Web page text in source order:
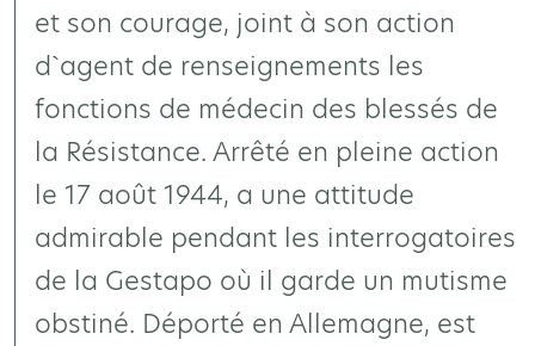
et son courage, joint à son action
d`agent de renseignements les
fonctions de médecin des blessés de
la Résistance. Arrêté en pleine action
le 17 août 1944, a une attitude
admirable pendant les interrogatoires
de la Gestapo où il garde un mutisme
obstiné. Déporté en Allemagne, est